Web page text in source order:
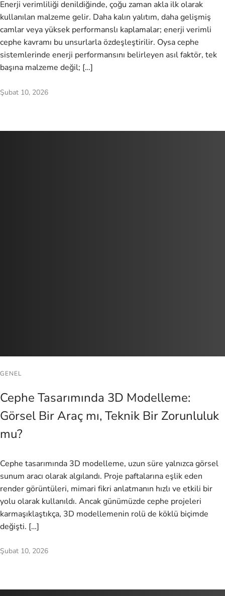
Enerji verimliliği denildiğinde, çoğu zaman akla ilk olarak
kullanılan malzeme gelir. Daha kalın yalıtım, daha gelişmiş
camlar veya yüksek performanslı kaplamalar; enerji verimli
cephe kavramı bu unsurlarla özdeşleştirilir. Oysa cephe
sistemlerinde enerji performansını belirleyen asıl faktör, tek
başına malzeme değil; […]
Şubat 10, 2026
GENEL
Cephe Tasarımında 3D Modelleme:
Görsel Bir Araç mı, Teknik Bir Zorunluluk
mu?
Cephe tasarımında 3D modelleme, uzun süre yalnızca görsel
sunum aracı olarak algılandı. Proje paftalarına eşlik eden
render görüntüleri, mimari fikri anlatmanın hızlı ve etkili bir
yolu olarak kullanıldı. Ancak günümüzde cephe projeleri
karmaşıklaştıkça, 3D modellemenin rolü de köklü biçimde
değişti. […]
Şubat 10, 2026